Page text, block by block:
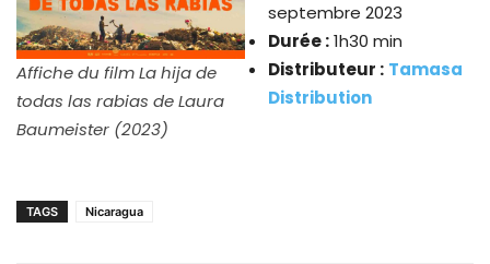
Affiche du film La hija de
todas las rabias de Laura
Baumeister (2023)
septembre 2023
Durée :1h30 min
Distributeur : Tamasa
Distribution
TAGS Nicaragua